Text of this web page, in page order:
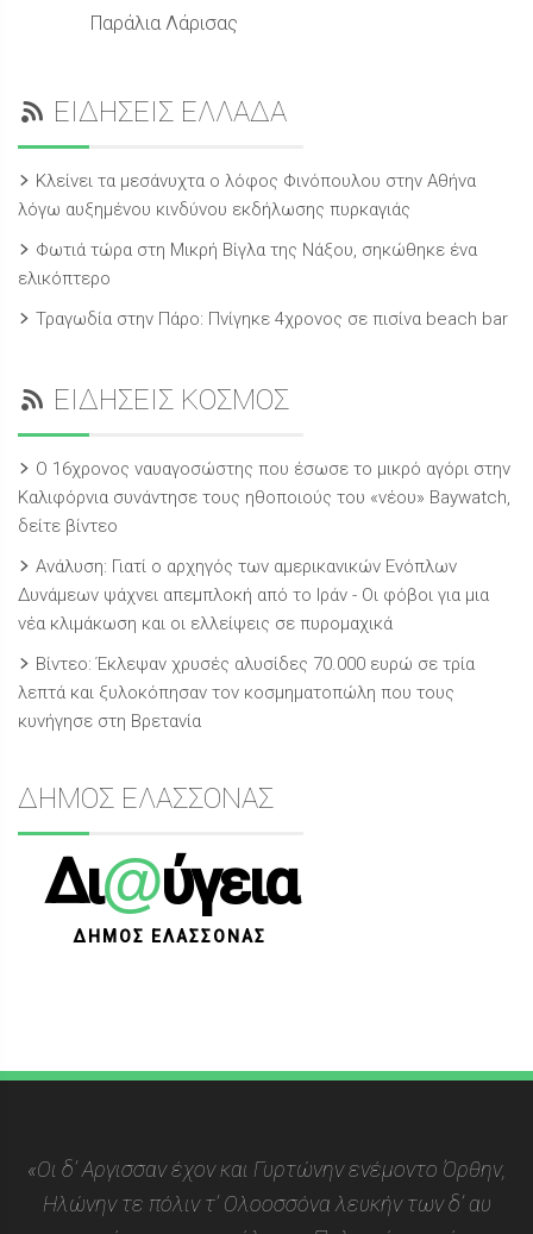
Παράλια Λάρισας
ΕΙΔΗΣΕΙΣ ΕΛΛΑΔΑ
Κλείνει τα μεσάνυχτα ο λόφος Φινόπουλου στην Αθήνα
λόγω αυξημένου κινδύνου εκδήλωσης πυρκαγιάς
Φωτιά τώρα στη Μικρή Βίγλα της Νάξου, σηκώθηκε ένα
ελικόπτερο
Τραγωδία στην Πάρο: Πνίγηκε 4χρονος σε πισίνα beach bar
ΕΙΔΗΣΕΙΣ ΚΟΣΜΟΣ
Ο 16χρονος ναυαγοσώστης που έσωσε το μικρό αγόρι στην
Καλιφόρνια συνάντησε τους ηθοποιούς του «νέου» Baywatch,
δείτε βίντεο
Ανάλυση: Γιατί ο αρχηγός των αμερικανικών Ενόπλων
Δυνάμεων ψάχνει απεμπλοκή από το Ιράν - Οι φόβοι για μια
νέα κλιμάκωση και οι ελλείψεις σε πυρομαχικά
Βίντεο: Έκλεψαν χρυσές αλυσίδες 70.000 ευρώ σε τρία
λεπτά και ξυλοκόπησαν τον κοσμηματοπώλη που τους
κυνήγησε στη Βρετανία
ΔΗΜΟΣ ΕΛΑΣΣΟΝΑΣ
Δι@ύγεια
ΔΗΜΟΣ ΕΛΑΣΣΟΝΑΣ
«Οι δ’ Αργισσαν έχον και Γυρτώνην ενέμοντο Όρθην,
Ηλώνην τε πόλιν τ’ Ολοοσσόνα λευκήν των δ’ αυ